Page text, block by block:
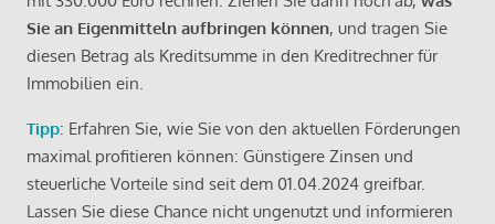
Sie an Eigenmitteln aufbringen können, und tragen Sie
diesen Betrag als Kreditsumme in den Kreditrechner für
Immobilien ein.
Tipp: Erfahren Sie, wie Sie von den aktuellen Förderungen
maximal profitieren können: Günstigere Zinsen und
steuerliche Vorteile sind seit dem 01.04.2024 greifbar.
Lassen Sie diese Chance nicht ungenutzt und informieren